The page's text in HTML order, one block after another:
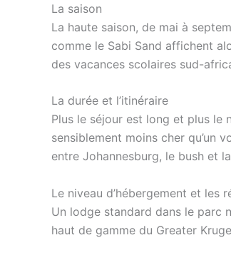
La saison
La haute saison, de mai à
comme le Sabi Sand affichent
des vacances scolaires sud-
La durée et l’itinéraire
Plus le séjour est long et plus le
sensiblement moins cher qu’un
entre Johannesburg, le bush et
Le niveau d’hébergement et les
Un lodge standard dans le parc
haut de gamme du Greater